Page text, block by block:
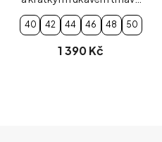
40 42 44 46 48 50
1 390 Kč